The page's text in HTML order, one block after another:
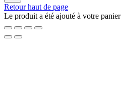
Retour haut de page
Le produit a été ajouté à votre panier